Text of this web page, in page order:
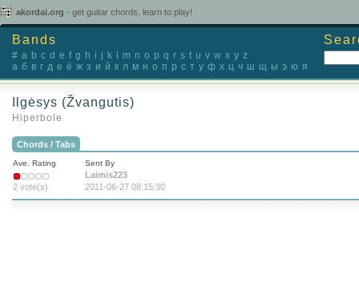
akordai.org - get guitar chords, learn to play!
Bands
# a b c d e f g h i j k m n o p q r s t u v w x y z
а б в г д е ё ж з и й к л м н о п р с т у ф х ц ч ш щ ы э ю я
Ilgėsys (Žvangutis)
Hiperbole
Chords / Tabs
Ave. Rating
2 vote(s)
Sent By
Laimis223
2011-06-27 08:15:30